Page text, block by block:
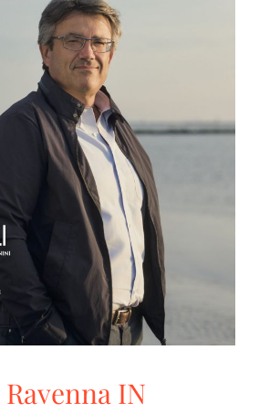
Ravenna IN Magazine 02 2026
Ravenna IN RivistaHome
Ravenna IN